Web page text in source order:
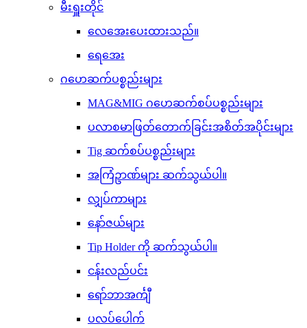
မီးရှူးတိုင်
လေအေးပေးထားသည်။
ရေအေး
ဂဟေဆက်ပစ္စည်းများ
MAG&MIG ဂဟေဆက်စပ်ပစ္စည်းများ
ပလာစမာဖြတ်တောက်ခြင်းအစိတ်အပိုင်းများ
Tig ဆက်စပ်ပစ္စည်းများ
အကြံဥာဏ်များ ဆက်သွယ်ပါ။
လျှပ်ကာများ
နော်ဇယ်များ
Tip Holder ကို ဆက်သွယ်ပါ။
ငန်းလည်ပင်း
ရော်ဘာအင်္ကျီ
ပလပ်ပေါက်